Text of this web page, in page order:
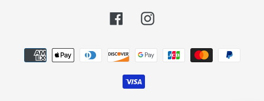
FacebookInstagram
Metodi
di
pagamento